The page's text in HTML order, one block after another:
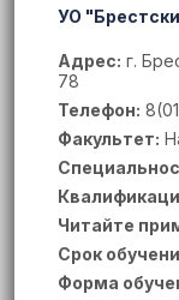
УО
Адрес: г.
78
Телефон:
Факультет:
Читайте
Срок
Форма